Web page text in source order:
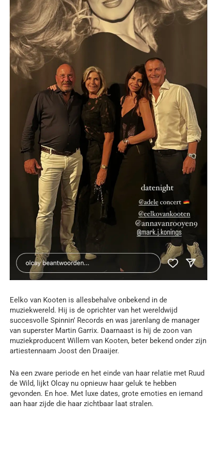
Eelko van Kooten is allesbehalve onbekend in de
muziekwereld. Hij is de oprichter van het wereldwijd
succesvolle Spinnin’ Records en was jarenlang de manager
van superster Martin Garrix. Daarnaast is hij de zoon van
muziekproducent Willem van Kooten, beter bekend onder zijn
artiestennaam Joost den Draaijer.
Na een zware periode en het einde van haar relatie met Ruud
de Wild, lijkt Olcay nu opnieuw haar geluk te hebben
gevonden. En hoe. Met luxe dates, grote emoties en iemand
aan haar zijde die haar zichtbaar laat stralen.